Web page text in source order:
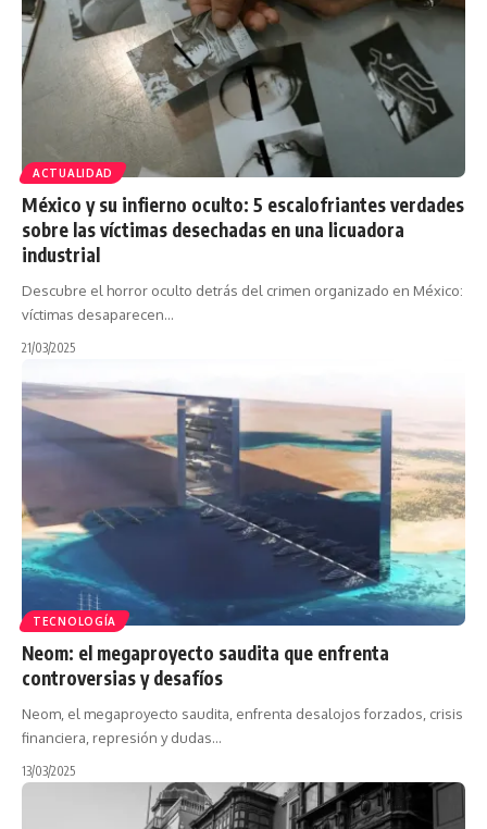
ACTUALIDAD
México y su infierno oculto: 5 escalofriantes verdades
sobre las víctimas desechadas en una licuadora
industrial
Descubre el horror oculto detrás del crimen organizado en México:
víctimas desaparecen…
21/03/2025
TECNOLOGÍA
Neom: el megaproyecto saudita que enfrenta
controversias y desafíos
Neom, el megaproyecto saudita, enfrenta desalojos forzados, crisis
financiera, represión y dudas…
13/03/2025